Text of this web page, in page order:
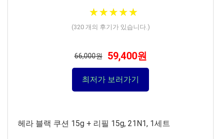
★★★★★
★★★★★
(320개의 후기가 있습니다.)
66,000원 59,400원
최저가 보러가기
헤라 블랙 쿠션 15g + 리필 15g, 21N1, 1세트